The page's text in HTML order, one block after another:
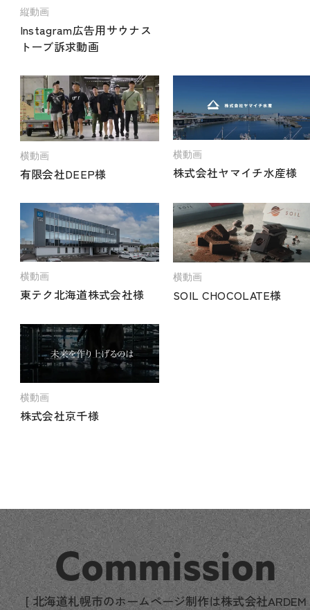
縦動画
Instagram広告用サウナス
トーブ訴求動画
横動画
有限会社DEEP様
横動画
株式会社ヤマイチ水産様
横動画
東テク北海道株式会社様
横動画
SOIL CHOCOLATE様
横動画
株式会社京千様
Commission
[ 北海道札幌市のホームページ制作は株式会社ARDEM